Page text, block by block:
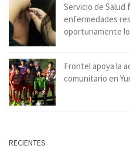
Servicio de Salud
enfermedades
oportunamente
Frontel apoya la
comunitario en
RECIENTES